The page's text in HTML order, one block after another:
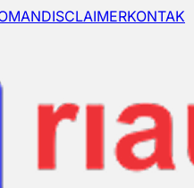
DISCLAIMERKONTAK